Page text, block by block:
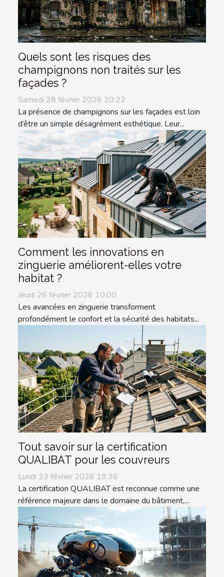
Quels sont les risques des
champignons non traités sur les
façades ?
Samedi 28 février 2026 20:22
La présence de champignons sur les façades est loin
d’être un simple désagrément esthétique. Leur...
Comment les innovations en
zinguerie améliorent-elles votre
habitat ?
Jeudi 26 février 2026 10:00
Les avancées en zinguerie transforment
profondément le confort et la sécurité des habitats...
Tout savoir sur la certification
QUALIBAT pour les couvreurs
Lundi 23 février 2026 19:36
La certification QUALIBAT est reconnue comme une
référence majeure dans le domaine du bâtiment,...